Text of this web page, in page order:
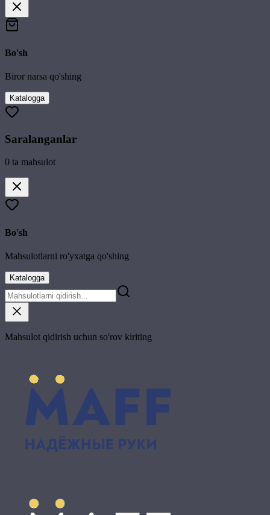
Bo'sh
Biror narsa qo'shing
Katalogga
Saralanganlar
0 ta mahsulot
Bo'sh
Mahsulotlarni ro'yxatga qo'shing
Katalogga
Mahsulot qidirish uchun so'rov kiriting